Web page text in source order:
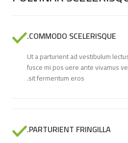
COMMODO SCELERISQUE.
Ut a parturient ad vestibulum
fusce mi pos uere ante vivamus
sit fermentum eros.
PARTURIENT FRINGILLA.